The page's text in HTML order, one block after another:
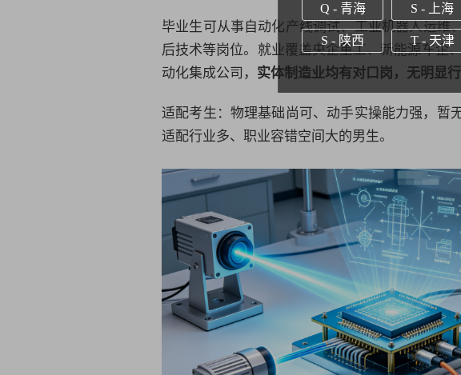
毕业生可从事自动化产线调试、工业机器人运维
后技术等岗位。就业覆盖央企重工、新能源车企
动化集成公司， 实体制造业均有对口岗，无明显行
适配考生：物理基础尚可、动手实操能力强，暂
适配行业多、职业容错空间大的男生。
Q - 青海 S - 上海
S - 陕西 T - 天津